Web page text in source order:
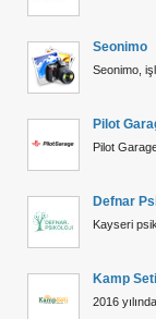
Seonimo
Seonimo,
Pilot
Pilot
Defnar
Kayseri
Kamp Seti
2016